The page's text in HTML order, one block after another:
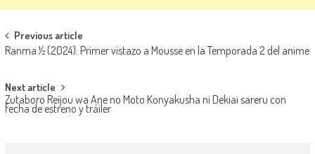
Navegación de entradas
Previous article
Ranma ½ (2024): Primer vistazo a Mousse en la Temporada 2 del anime
Next article
Zutaboro Reijou wa Ane no Moto Konyakusha ni Dekiai sareru con
fecha de estreno y tráiler